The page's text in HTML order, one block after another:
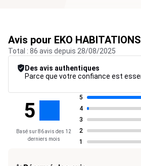
Avis pour EKO HABITATIONS
Total : 86 avis depuis 28/08/2025
Des avis authentiques
5
Basé sur 86 avis des 12
derniers mois
5
4
3
2
1